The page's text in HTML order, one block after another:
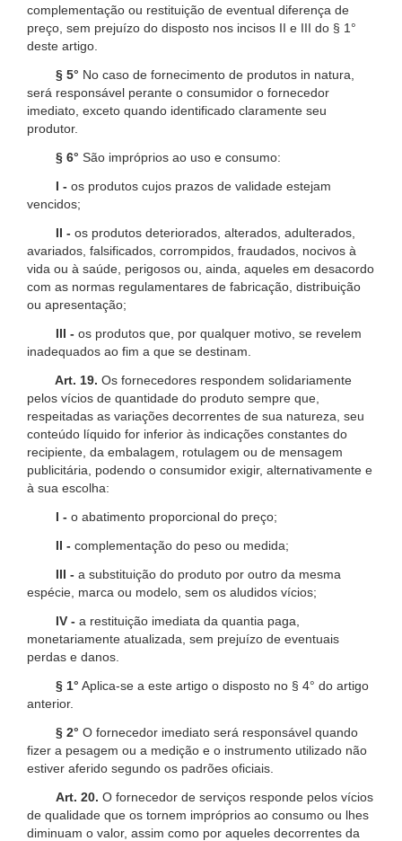
complementação ou restituição de eventual diferença de
preço, sem prejuízo do disposto nos incisos II e III do § 1°
deste artigo.
§ 5° No caso de fornecimento de produtos in natura,
será responsável perante o consumidor o fornecedor
imediato, exceto quando identificado claramente seu
produtor.
§ 6° São impróprios ao uso e consumo:
I - os produtos cujos prazos de validade estejam
vencidos;
II - os produtos deteriorados, alterados, adulterados,
avariados, falsificados, corrompidos, fraudados, nocivos à
vida ou à saúde, perigosos ou, ainda, aqueles em desacordo
com as normas regulamentares de fabricação, distribuição
ou apresentação;
III - os produtos que, por qualquer motivo, se revelem
inadequados ao fim a que se destinam.
Art. 19. Os fornecedores respondem solidariamente
pelos vícios de quantidade do produto sempre que,
respeitadas as variações decorrentes de sua natureza, seu
conteúdo líquido for inferior às indicações constantes do
recipiente, da embalagem, rotulagem ou de mensagem
publicitária, podendo o consumidor exigir, alternativamente e
à sua escolha:
I - o abatimento proporcional do preço;
II - complementação do peso ou medida;
III - a substituição do produto por outro da mesma
espécie, marca ou modelo, sem os aludidos vícios;
IV - a restituição imediata da quantia paga,
monetariamente atualizada, sem prejuízo de eventuais
perdas e danos.
§ 1° Aplica-se a este artigo o disposto no § 4° do artigo
anterior.
§ 2° O fornecedor imediato será responsável quando
fizer a pesagem ou a medição e o instrumento utilizado não
estiver aferido segundo os padrões oficiais.
Art. 20. O fornecedor de serviços responde pelos vícios
de qualidade que os tornem impróprios ao consumo ou lhes
diminuam o valor, assim como por aqueles decorrentes da